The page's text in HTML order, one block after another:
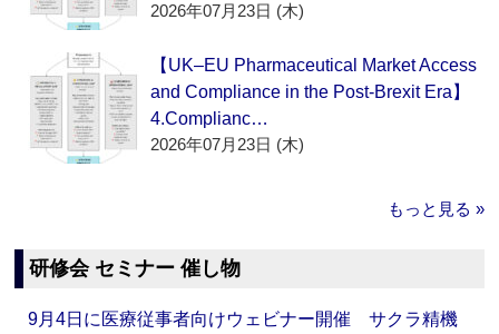
2026年07月23日 (木)
【UK–EU Pharmaceutical Market Access
and Compliance in the Post-Brexit Era】
4.Complianc…
2026年07月23日 (木)
もっと見る »
研修会 セミナー 催し物
9月4日に医療従事者向けウェビナー開催 サクラ精機